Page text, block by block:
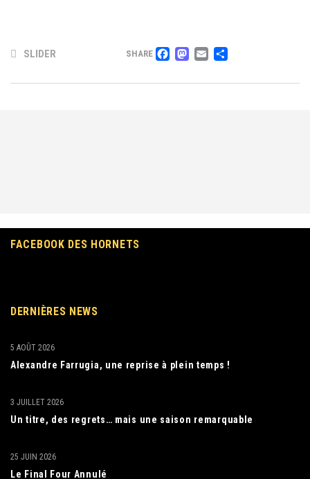
SLIDER SHARE FACEBOOK
MASTODON
EMAIL
FACEBOOK DES HORNETS
DERNIÈRES NEWS
Alexandre Farrugia, une reprise à plein temps !
5 AOÛT 2026
Un titre, des regrets… mais une saison remarquable
3 JUILLET 2026
Le Final Four Annulé
25 JUIN 2026